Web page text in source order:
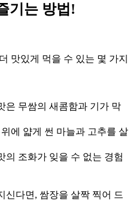
기는 방법!
맛있게 먹을 수 있는 몇 가지
은 무쌈의 새콤함과 기가 막
에 얇게 썬 마늘과 고추를 살
의 조화가 잊을 수 없는 경험
신다면, 쌈장을 살짝 찍어 드